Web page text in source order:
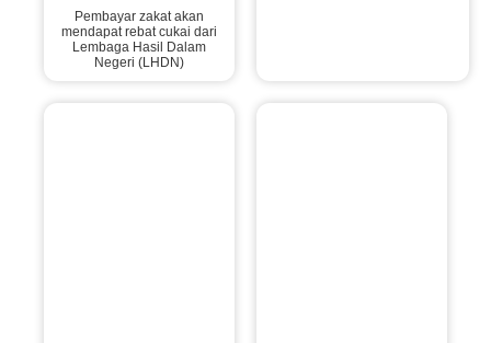
Pembayar zakat akan
mendapat rebat cukai dari
Lembaga Hasil Dalam
Negeri (LHDN)